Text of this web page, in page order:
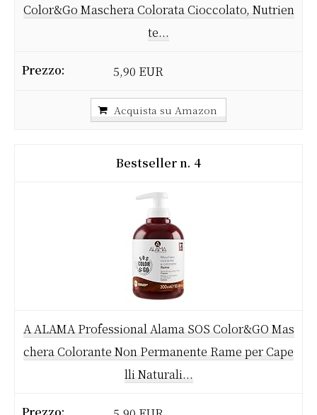
Color&Go Maschera Colorata Cioccolato, Nutrien
te...
5,90 EUR
Acquista su Amazon
4
A ALAMA Professional Alama SOS Color&GO Mas
chera Colorante Non Permanente Rame per Cape
lli Naturali...